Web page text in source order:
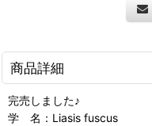
商品詳細
完売しました♪
学 名：Liasis fuscus